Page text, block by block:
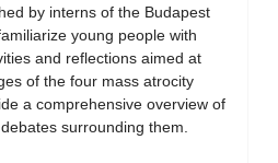
by interns of the Budapest
young people with
and reflections aimed at
of the four mass atrocity
a comprehensive overview of
surrounding them.